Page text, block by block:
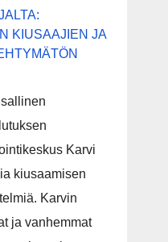
KIUSAAJIEN JA
Karvi
kiusaamisen
Karvin
ja vanhemmat